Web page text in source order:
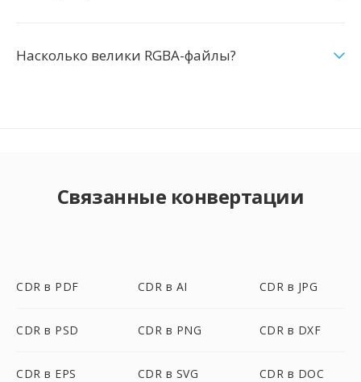
Насколько велики RGBA-файлы?
Связанные конвертации
CDR в PDF CDR в AI CDR в JPG
CDR в PSD CDR в PNG CDR в DXF
CDR в EPS CDR в SVG CDR в DOC